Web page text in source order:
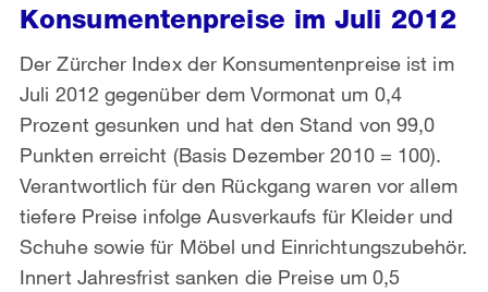
Konsumentenpreise im Juli 2012
Der Zürcher Index der Konsumentenpreise ist im
Juli 2012 gegenüber dem Vormonat um 0,4
Prozent gesunken und hat den Stand von 99,0
Punkten erreicht (Basis Dezember 2010 = 100).
Verantwortlich für den Rückgang waren vor allem
tiefere Preise infolge Ausverkaufs für Kleider und
Schuhe sowie für Möbel und Einrichtungszubehör.
Innert Jahresfrist sanken die Preise um 0,5